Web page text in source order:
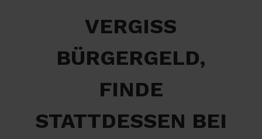
VERGISS
BÜRGERGELD,
FINDE
STATTDESSEN BEI